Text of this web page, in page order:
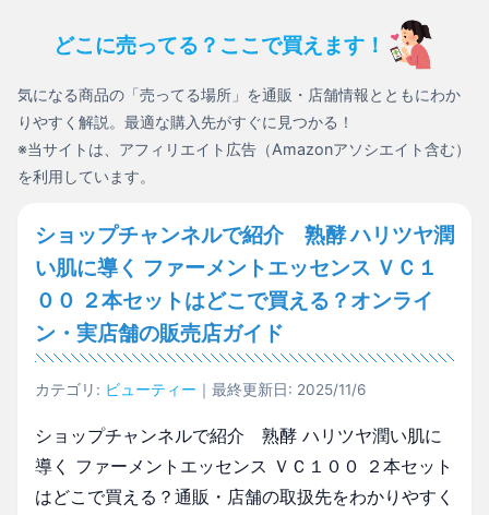
どこに売ってる？ここで買えます！
気になる商品の「売ってる場所」を通販・店舗情報とともにわか
りやすく解説。最適な購入先がすぐに見つかる！
※当サイトは、アフィリエイト広告（Amazonアソシエイト含む）
を利用しています。
ショップチャンネルで紹介 熟酵 ハリツヤ潤
い肌に導く ファーメントエッセンス ＶＣ１
００ ２本セットはどこで買える？オンライ
ン・実店舗の販売店ガイド
カテゴリ: ビューティー ｜最終更新日: 2025/11/6
ショップチャンネルで紹介 熟酵 ハリツヤ潤い肌に
導く ファーメントエッセンス ＶＣ１００ ２本セット
はどこで買える？通販・店舗の取扱先をわかりやすく